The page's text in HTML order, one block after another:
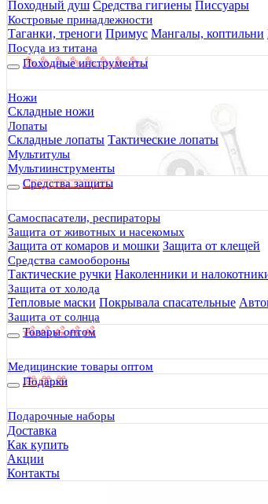
Походный душ Средства гигиены Писсуары
Костровые принадлежности
Таганки, треноги Примус Мангалы, коптильни
Посуда из титана
Походные инструменты
Ножи
Складные ножи
Лопаты
Складные лопаты Тактические лопаты
Мультитулы
Мультиинструменты
Средства защиты
Самоспасатели, респираторы
Защита от животных и насекомых
Защита от комаров и мошки Защита от клещей
Средства самообороны
Тактические ручки Наколенники и
Защита от холода
Тепловые маски Покрывала спасательные
Защита от солнца
Товары оптом
Медицинские товары оптом
Подарки
Подарочные наборы
Доставка
Как купить
Акции
Контакты